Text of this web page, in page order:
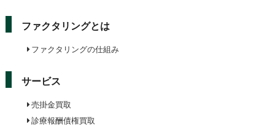
ファクタリングとは
ファクタリングの仕組み
サービス
売掛金買取
診療報酬債権買取